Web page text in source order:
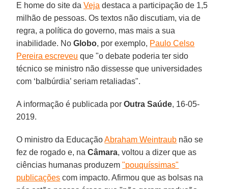
E home do site daVeja destaca a participação de 1,5
milhão de pessoas. Os textos não discutiam, via de
regra, a política do governo, mas mais a sua
inabilidade. NoGlobo, por exemplo, Paulo Celso
Pereira escreveu que "o debate poderia ter sido
técnico se ministro não dissesse que universidades
com ‘balbúrdia’ seriam retaliadas".
A informação é publicada por Outra Saúde, 16-05-
2019.
O ministro da EducaçãoAbraham Weintraub não se
fez de rogado e, naCâmara, voltou a dizer que as
ciências humanas produzem"pouquíssimas"
publicações com impacto. Afirmou que as bolsas na